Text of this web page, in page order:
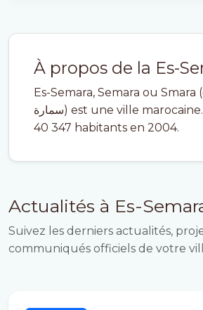
À propos de la Es-
Es-Semara, Semara ou Smara
سمارة) est une ville marocaine. Elle comptait
40 347 habitants en 2004.
Actualités à Es-
Suivez les derniers actualités,
communiqués officiels de votre